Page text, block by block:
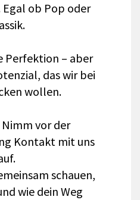
ob Pop oder
Perfektion – aber
das wir bei
wollen.
vor der
Kontakt mit uns
schauen,
wie dein Weg